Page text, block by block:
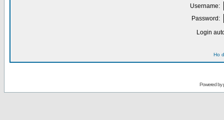
Username:
Password:
Login
Ho
Powered by